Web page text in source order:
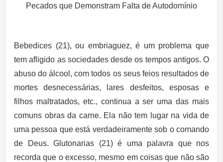
Pecados que Demonstram Falta de Autodomínio
Bebedices (21), ou embriaguez, é um problema que
tem afligido as sociedades desde os tempos antigos. O
abuso do álcool, com todos os seus feios resultados de
mortes desnecessárias, lares desfeitos, esposas e
filhos maltratados, etc., continua a ser uma das mais
comuns obras da carne. Ela não tem lugar na vida de
uma pessoa que está verdadeiramente sob o comando
de Deus. Glutonarias (21) é uma palavra que nos
recorda que o excesso, mesmo em coisas que não são